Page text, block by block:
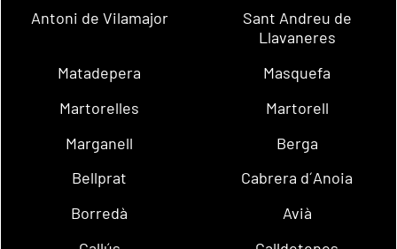
Antoni de Vilamajor
Sant Andreu de
Llavaneres
Matadepera
Masquefa
Martorelles
Martorell
Marganell
Berga
Bellprat
Cabrera d´Anoia
Borredà
Avià